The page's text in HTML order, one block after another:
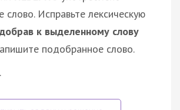
слово. Исправьте лексическую
к выделенному слову
подобранное слово.